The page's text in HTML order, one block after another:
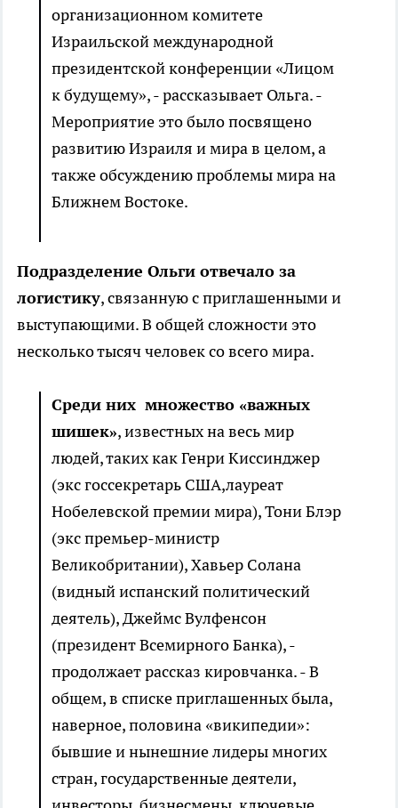
организационном комитете
Израильской международной
президентской конференции «Лицом
к будущему», - рассказывает Ольга. -
Мероприятие это было посвящено
развитию Израиля и мира в целом, а
также обсуждению проблемы мира на
Ближнем Востоке.
Подразделение Ольги отвечало за
логистику, связанную с приглашенными и
выступающими. В общей сложности это
несколько тысяч человек со всего мира.
Среди них множество «важных
шишек», известных на весь мир
людей, таких как Генри Киссинджер
(экс госсекретарь США,лауреат
Нобелевской премии мира), Тони Блэр
(экс премьер-министр
Великобритании), Хавьер Солана
(видный испанский политический
деятель), Джеймс Вулфенсон
(президент Всемирного Банка), -
продолжает рассказ кировчанка. - В
общем, в списке приглашенных была,
наверное, половина «википедии»:
бывшие и нынешние лидеры многих
стран, государственные деятели,